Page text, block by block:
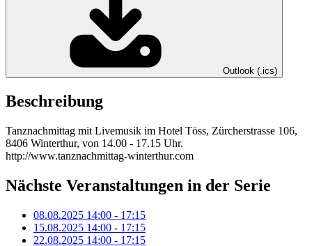
Outlook (.ics)
Beschreibung
Tanznachmittag mit Livemusik im Hotel Töss, Zürcherstrasse 106,
8406 Winterthur, von 14.00 - 17.15 Uhr.
http://www.tanznachmittag-winterthur.com
Nächste Veranstaltungen in der Serie
08.08.2025 14:00 - 17:15
15.08.2025 14:00 - 17:15
22.08.2025 14:00 - 17:15